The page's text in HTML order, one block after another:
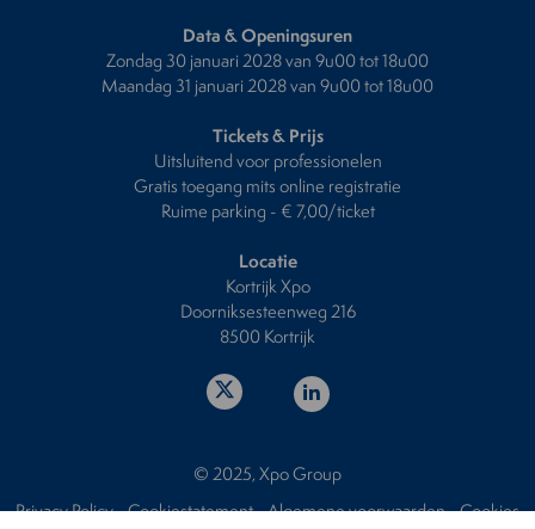
Data & Openingsuren
Zondag 30 januari 2028 van 9u00 tot 18u00
Maandag 31 januari 2028 van 9u00 tot 18u00
Tickets & Prijs
Uitsluitend voor professionelen
Gratis toegang mits online registratie
Ruime parking - € 7,00/ticket
Locatie
Kortrijk Xpo
Doorniksesteenweg 216
8500 Kortrijk
© 2025, Xpo Group
Privacy Policy-Cookiestatement-Algemene voorwaarden-Cookies